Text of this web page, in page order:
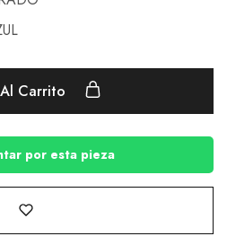
Carrito
por esta pieza